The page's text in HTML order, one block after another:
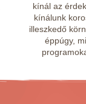
kínál az
kínálunk
illeszkedő
éppúgy,